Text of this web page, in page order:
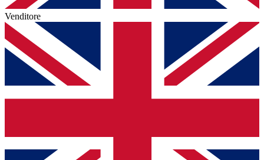
Venditore